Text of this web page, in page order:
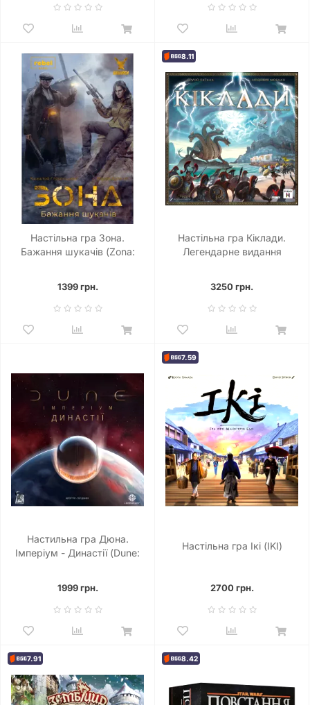
Настільна гра Зона.
Бажання шукачів (Zona:
1399 грн.
8.11
Настільна гра Кіклади.
Легендарне видання
3250 грн.
Настильна гра Дюна.
Імперіум - Династії (Dune:
1999 грн.
7.59
Настільна гра Ікі (IKI)
2700 грн.
7.91 8.42